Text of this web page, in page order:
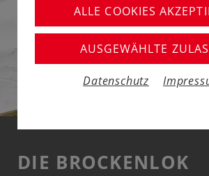
ALLE COOKIES
AUSGEWÄHLTE
Datenschutz
DIE BROCKENLOK